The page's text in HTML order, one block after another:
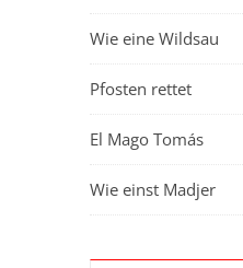
Wie eine Wildsau
Pfosten rettet
El Mago Tomás
Wie einst Madjer